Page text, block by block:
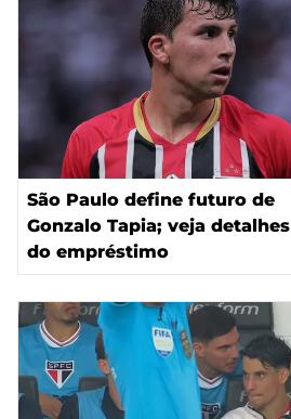
São Paulo define futuro de
Gonzalo Tapia; veja detalhes
do empréstimo